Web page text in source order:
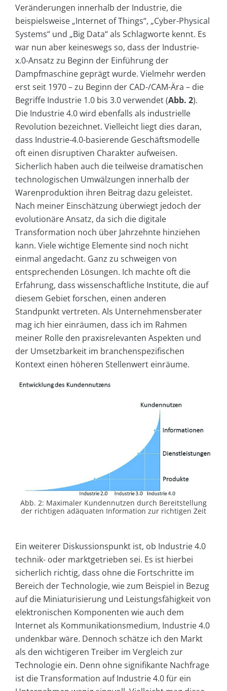
Veränderungen innerhalb der Industrie, die
beispielsweise „Internet of Things“, „Cyber-Physical
Systems“ und „Big Data“ als Schlagworte kennt. Es
war nun aber keineswegs so, dass der Industrie-
x.0-Ansatz zu Beginn der Einführung der
Dampfmaschine geprägt wurde. Vielmehr werden
erst seit 1970 – zu Beginn der CAD-/CAM-Ära – die
Begriffe Industrie 1.0 bis 3.0 verwendet (Abb. 2).
Die Industrie 4.0 wird ebenfalls als industrielle
Revolution bezeichnet. Vielleicht liegt dies daran,
dass Industrie-4.0-basierende Geschäftsmodelle
oft einen disruptiven Charakter aufweisen.
Sicherlich haben auch die teilweise dramatischen
technologischen Umwälzungen innerhalb der
Warenproduktion ihren Beitrag dazu geleistet.
Nach meiner Einschätzung überwiegt jedoch der
evolutionäre Ansatz, da sich die digitale
Transformation noch über Jahrzehnte hinziehen
kann. Viele wichtige Elemente sind noch nicht
einmal angedacht. Ganz zu schweigen von
entsprechenden Lösungen. Ich machte oft die
Erfahrung, dass wissenschaftliche Institute, die auf
diesem Gebiet forschen, einen anderen
Standpunkt vertreten. Als Unternehmensberater
mag ich hier einräumen, dass ich im Rahmen
meiner Rolle den praxisrelevanten Aspekten und
der Umsetzbarkeit im branchenspezifischen
Kontext einen höheren Stellenwert einräume.
Abb. 2: Maximaler Kundennutzen durch Bereitstellung
der richtigen adäquaten Information zur richtigen Zeit
Ein weiterer Diskussionspunkt ist, ob Industrie 4.0
technik- oder marktgetrieben sei. Es ist hierbei
sicherlich richtig, dass ohne die Fortschritte im
Bereich der Technologie, wie zum Beispiel in Bezug
auf die Miniaturisierung und Leistungsfähigkeit von
elektronischen Komponenten wie auch dem
Internet als Kommunikationsmedium, Industrie 4.0
undenkbar wäre. Dennoch schätze ich den Markt
als den wichtigeren Treiber im Vergleich zur
Technologie ein. Denn ohne signifikante Nachfrage
ist die Transformation auf Industrie 4.0 für ein